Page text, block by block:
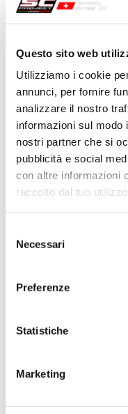
Questo sito web
Utilizziamo i cookie
annunci, per fornire
analizzare il nostro
informazioni sul
nostri partner che si
pubblicità e social
con altre informazioni
raccolto dal tuo
delNecessari
Preferenze
Statistiche
Marketing